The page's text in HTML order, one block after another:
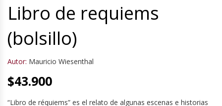
Libro de requiems
(bolsillo)
Autor: Mauricio Wiesenthal
$43.900
“Libro de réquiems” es el relato de algunas escenas e historias